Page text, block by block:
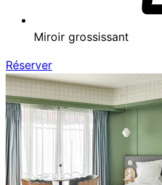
Miroir grossissant
Réserver